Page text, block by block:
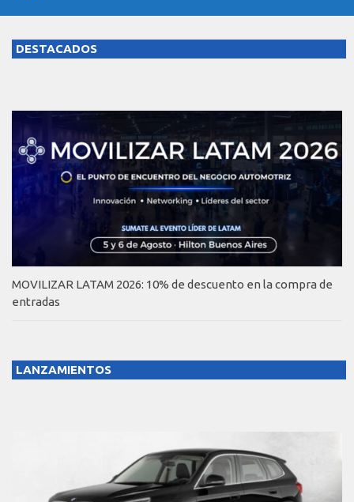
DESTACADOS
MOVILIZAR LATAM 2026: 10% de descuento en la compra de
entradas
LANZAMIENTOS